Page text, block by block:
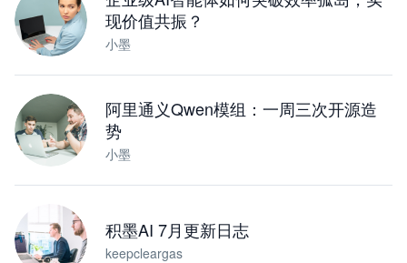
现价值共振？
小墨
阿里通义Qwen模组：一周三次开源造
势
小墨
积墨AI 7月更新日志
keepcleargas